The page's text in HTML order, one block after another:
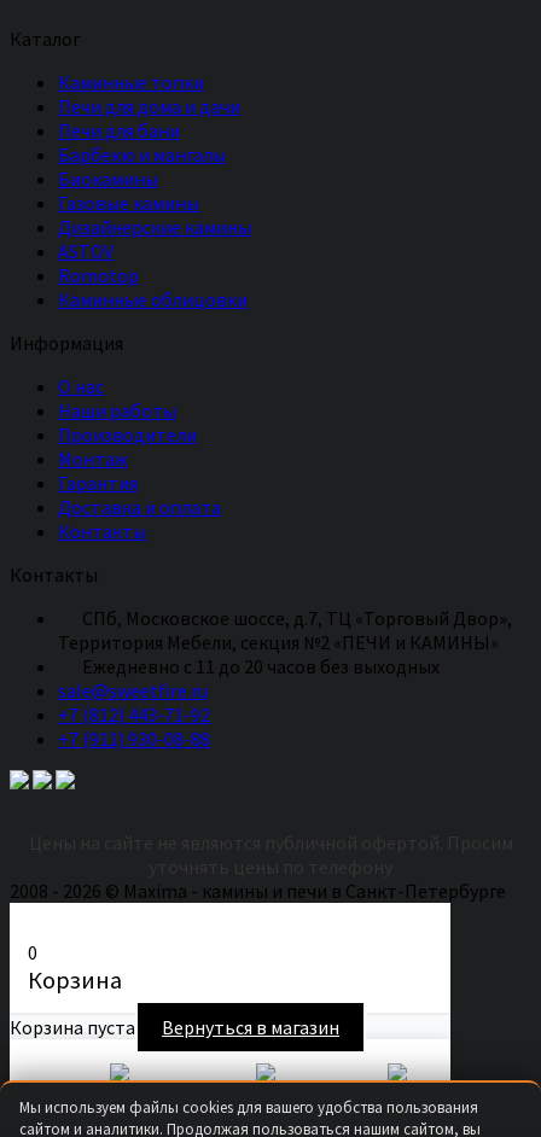
Каталог
Каминные топки
Печи для дома и дачи
Печи для бани
Барбекю и мангалы
Биокамины
Газовые камины
Дизайнерские камины
ASTOV
Romotop
Каминные облицовки
Информация
О нас
Наши работы
Производители
Монтаж
Гарантия
Доставка и оплата
Контакты
Контакты
СПб, Московское шоссе, д.7, ТЦ «Торговый Двор»,
Территория Мебели, секция №2 «ПЕЧИ и КАМИНЫ»
Eжедневно с 11 до 20 часов без выходных
sale@sweetfire.ru
+7 (812) 443-71-92
+7 (911) 930-08-88
2008 - 2026 © Maxima - камины и печи в Санкт-Петербурге
0
Корзина
Корзина пуста Вернуться в магазин
Продолжить покупки
Мы используем файлы cookies для вашего удобства пользования
сайтом и аналитики. Продолжая пользоваться нашим сайтом, вы